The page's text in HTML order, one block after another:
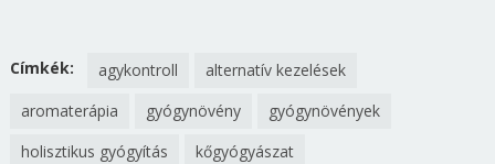
Címkék: agykontroll
alternatív kezelések
aromaterápia
gyógynövény
gyógynövények
holisztikus gyógyítás
kőgyógyászat